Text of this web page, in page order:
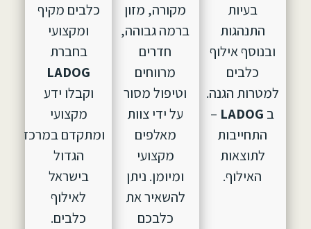
בעיות
התנהגות
ובנוסף אילוף
כלבים
למטרות הגנה.
ב LADOG
–
התחייבות
לתוצאות
האילוף.
מקורה, מזון
ברמה גבוהה,
חדרים
מרווחים
וטיפול מסור
על ידי צוות
מאלפים
מקצועי
ומיומן. ניתן
להשאיר את
כלבכם
כלבים מקיף
ומקצועי
בחברת
LADOG
וקבלו ידע
מקצועי
ומתקדם במרכז
הגדול
בישראל
לאילוף
כלבים.